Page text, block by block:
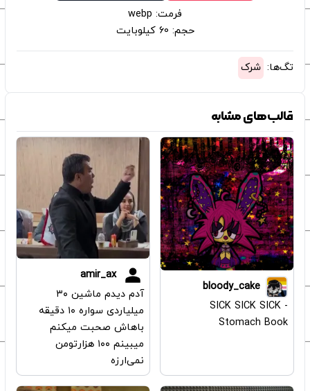
فرمت: webp
حجم: 60 کیلوبایت
تگ‌ها: شرک
قالب‌های مشابه
bloody_cake
SICK SICK SICK -
Stomach Book
amir_ax
آدم دیدم ماشین ۳۰
میلیاردی سواره ۱۰ دقیقه
باهاش صحبت میکنم
میبینم ۱۰۰ هزارتومن
نمی‌ارزه